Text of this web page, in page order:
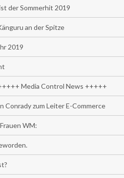
der Sommerhit 2019
an der Spitze
2019
Media Control News +++++
zum Leiter E-Commerce
WM: